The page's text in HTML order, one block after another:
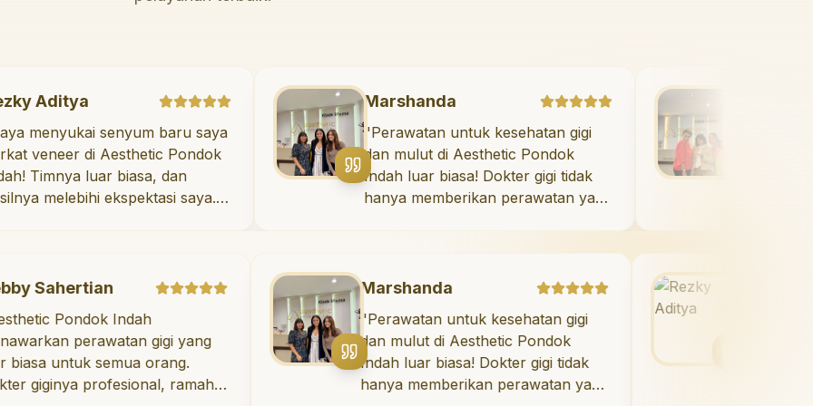
Rezky Aditya
"Saya menyukai senyum baru saya
berkat veneer di Aesthetic Pondok
Indah! Timnya luar biasa, dan
hasilnya melebihi ekspektasi saya.
Marshanda
"Perawatan untuk kesehatan gigi
dan mulut di Aesthetic Pondok
Indah luar biasa! Dokter gigi tidak
hanya memberikan perawatan yang
mengedukasi saya mengenai teknik
perawatan dan pembersihan gigi
direkomendasikan!"
Indah
perawatan gigi yang
semua orang.
profesional, ramah,
Marshanda
"Perawatan untuk kesehatan gigi
dan mulut di Aesthetic Pondok
Indah luar biasa! Dokter gigi tidak
hanya memberikan perawatan yang
Rezky Aditya
"Saya menyukai
Indah! Timnya luar